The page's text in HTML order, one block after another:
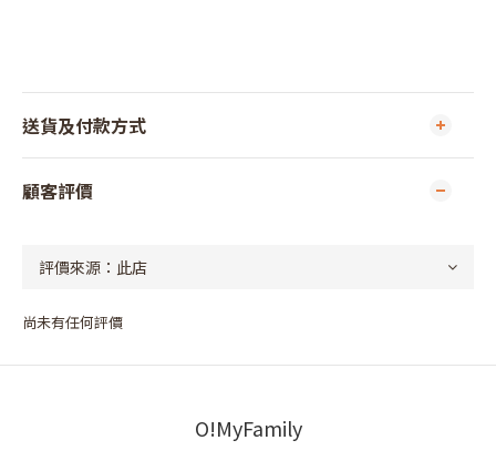
送貨及付款方式
顧客評價
尚未有任何評價
O!MyFamily